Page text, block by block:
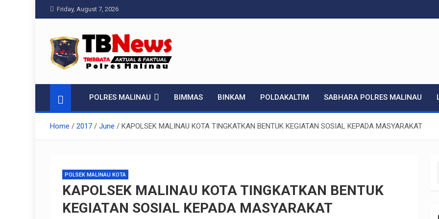
to
Friday, August 7, 2026
Pelangiresmalinau.com
POLRES MALINAU BIMMAS BINKAM POLDAKALTIM SABHARA POLRES MALINAU
Home 2017 June KAPOLSEK MALINAU KOTA TINGKATKAN BENTUK KEGIATAN SOSIAL KEPADA MASYARAKAT
POLSEK MALINAU KOTA
KAPOLSEK MALINAU KOTA TINGKATKAN BENTUK
KEGIATAN SOSIAL KEPADA MASYARAKAT